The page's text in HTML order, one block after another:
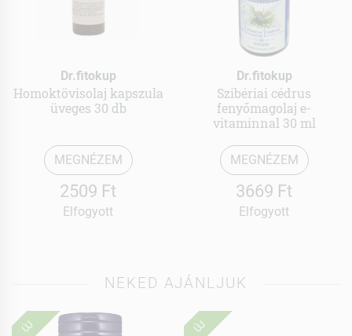
Dr.fitokup
Homoktövisolaj kapszula
üveges 30 db
MEGNÉZEM
2509 Ft
Elfogyott
Dr.fitokup
Szibériai cédrus
fenyőmagolaj e-
vitaminnal 30 ml
MEGNÉZEM
3669 Ft
Elfogyott
NEKED AJÁNLJUK
ÚJ ÚJ